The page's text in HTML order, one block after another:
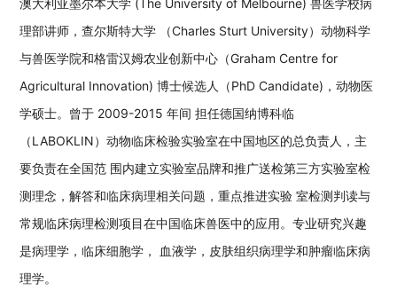
澳大利亚墨尔本大学 (The University of Melbourne) 兽医学校病
理部讲师，查尔斯特大学 （Charles Sturt University）动物科学
与兽医学院和格雷汉姆农业创新中心（Graham Centre for
Agricultural Innovation) 博士候选人（PhD Candidate)，动物医
学硕士。曾于 2009-2015 年间 担任德国纳博科临
（LABOKLIN）动物临床检验实验室在中国地区的总负责人，主
要负责在全国范 围内建立实验室品牌和推广送检第三方实验室检
测理念，解答和临床病理相关问题，重点推进实验 室检测判读与
常规临床病理检测项目在中国临床兽医中的应用。专业研究兴趣
是病理学，临床细胞学， 血液学，皮肤组织病理学和肿瘤临床病
理学。